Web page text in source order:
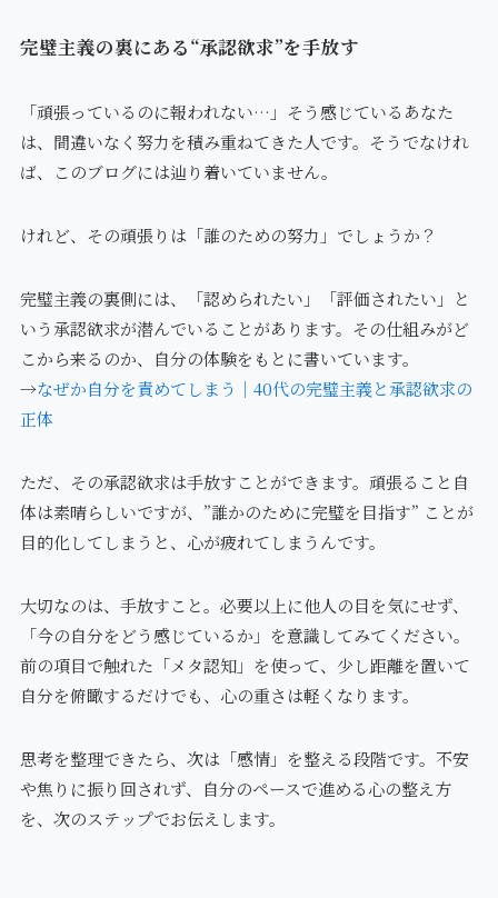
完璧主義の裏にある“承認欲求”を手放す
「頑張っているのに報われない…」そう感じているあなた
は、間違いなく努力を積み重ねてきた人です。そうでなけれ
ば、このブログには辿り着いていません。
けれど、その頑張りは「誰のための努力」でしょうか？
完璧主義の裏側には、「認められたい」「評価されたい」と
いう承認欲求が潜んでいることがあります。その仕組みがど
こから来るのか、自分の体験をもとに書いています。
→なぜか自分を責めてしまう｜40代の完璧主義と承認欲求の
正体
ただ、その承認欲求は手放すことができます。頑張ること自
体は素晴らしいですが、”誰かのために完璧を目指す” ことが
目的化してしまうと、心が疲れてしまうんです。
大切なのは、手放すこと。必要以上に他人の目を気にせず、
「今の自分をどう感じているか」を意識してみてください。
前の項目で触れた「メタ認知」を使って、少し距離を置いて
自分を俯瞰するだけでも、心の重さは軽くなります。
思考を整理できたら、次は「感情」を整える段階です。不安
や焦りに振り回されず、自分のペースで進める心の整え方
を、次のステップでお伝えします。